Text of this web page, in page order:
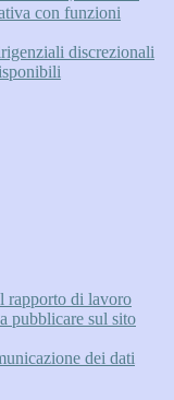
con funzioni
discrezionali
rapporto di lavoro
pubblicare sul sito
dei dati